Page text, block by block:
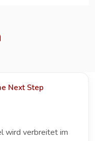
Next Step
wird verbreitet im